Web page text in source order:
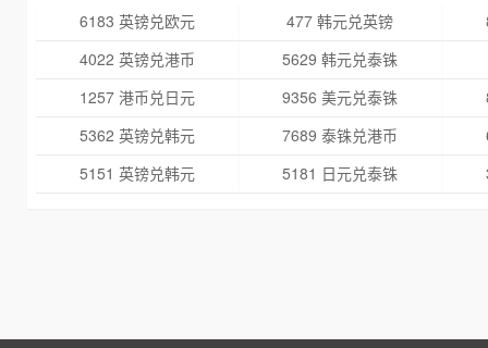
6183 英镑兑欧元 477 韩元兑英镑
4022 英镑兑港币
5629 韩元兑泰铢
1257 港币兑日元
9356 美元兑泰铢
5362 英镑兑韩元
7689 泰铢兑港币
5151 英镑兑韩元
5181 日元兑泰铢